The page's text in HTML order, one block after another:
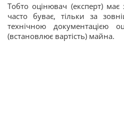
Тобто оцінювач (експерт)
часто буває, тільки за
технічною документацією
(встановлює вартість) майна.